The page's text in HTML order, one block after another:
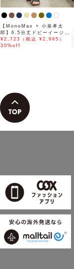
【MonoMax × 小泉孝太
郎】6.5分丈ドビーイージー
ハーフパンツ「小泉孝太郎さ
ん着用モデル」
¥2,723（税込 ¥2,995）
30%off